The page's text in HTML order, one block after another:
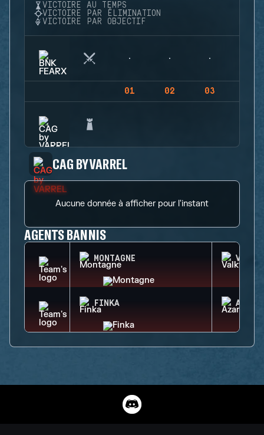
VICTOIRE AU TEMPS
VICTOIRE PAR ÉLIMINATION
VICTOIRE PAR OBJECTIF
01 02 03
CAG BY VARREL
Aucune donnée à afficher pour l'instant
AGENTS BANNIS
MONTAGNE
FINKA AZAMI